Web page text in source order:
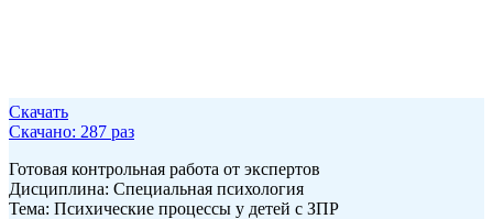
Скачать
Скачано: 287 раз
Готовая контрольная работа от экспертов
Дисциплина: Специальная психология
Тема: Психические процессы у детей с ЗПР